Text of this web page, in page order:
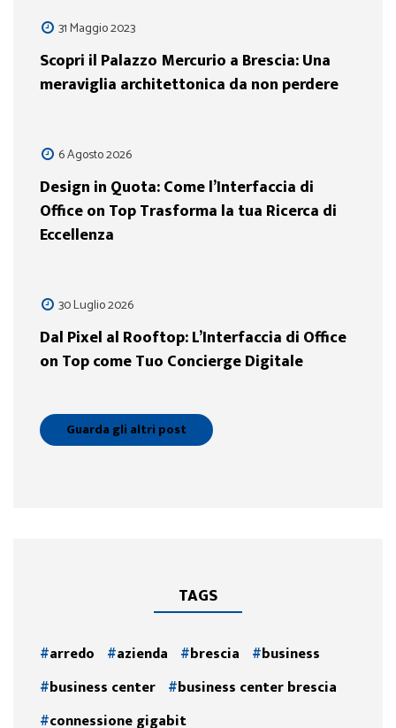
31 Maggio 2023
Scopri il Palazzo Mercurio a Brescia: Una
meraviglia architettonica da non perdere
6 Agosto 2026
Design in Quota: Come l’Interfaccia di
Office on Top Trasforma la tua Ricerca di
Eccellenza
30 Luglio 2026
Dal Pixel al Rooftop: L’Interfaccia di Office
on Top come Tuo Concierge Digitale
Guarda gli altri post
TAGS
arredo azienda brescia
business
business center
business center brescia
connessione gigabit